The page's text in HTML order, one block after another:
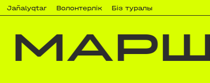
Jañalyqtar Волонтерлік Біз туралы